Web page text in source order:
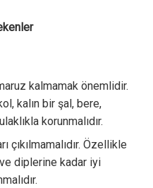
kalmamak önemlidir.
kalın bir şal, bere,
korunmalıdır.
çıkılmamalıdır. Özellikle
ve diplerine kadar iyi